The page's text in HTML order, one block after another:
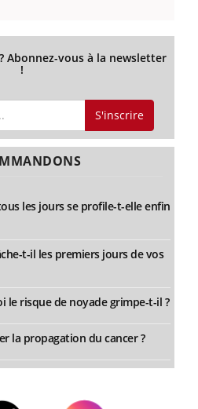
Abonnez-vous à la newsletter
!
S'inscrire
les jours se profile-t-elle enfin
t-il les premiers jours de vos
le risque de noyade grimpe-t-il ?
la propagation du cancer ?